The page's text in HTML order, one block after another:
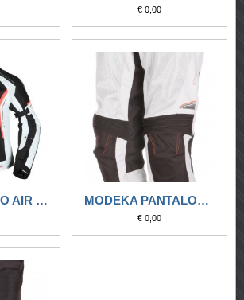
€ 0,00
MODEKA KHAO AIR LADY NERO/GRIGIO CHIARO/ROSSO MODEKA PANTALONE TOURING UPSWING LADY GRIGIO CHIARO
€ 0,00